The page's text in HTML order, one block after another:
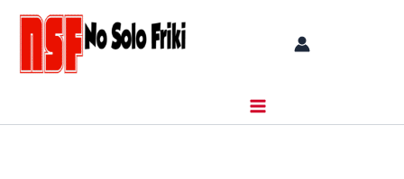
contenido